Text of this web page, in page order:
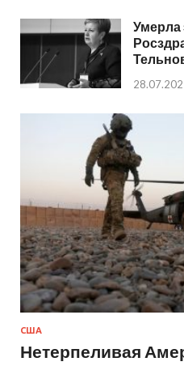
Умерла
США
Нетерпеливая